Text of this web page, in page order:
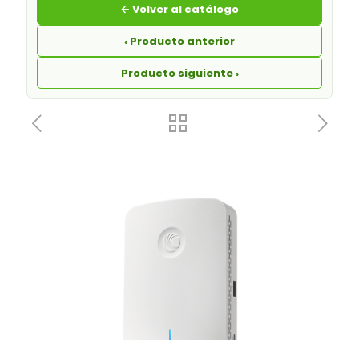
← Volver al catálogo
‹ Producto anterior
Producto siguiente ›